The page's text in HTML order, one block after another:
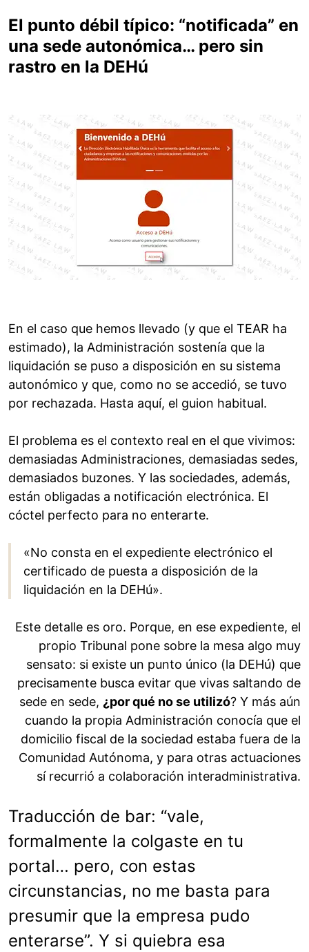
El punto débil típico: “notificada” en
una sede autonómica… pero sin
rastro en la DEHú
En el caso que hemos llevado (y que el TEAR ha
estimado), la Administración sostenía que la
liquidación se puso a disposición en su sistema
autonómico y que, como no se accedió, se tuvo
por rechazada. Hasta aquí, el guion habitual.
El problema es el contexto real en el que vivimos:
demasiadas Administraciones, demasiadas sedes,
demasiados buzones. Y las sociedades, además,
están obligadas a notificación electrónica. El
cóctel perfecto para no enterarte.
«No consta en el expediente electrónico el
certificado de puesta a disposición de la
liquidación en la DEHú».
Este detalle es oro. Porque, en ese expediente, el
propio Tribunal pone sobre la mesa algo muy
sensato: si existe un punto único (la DEHú) que
precisamente busca evitar que vivas saltando de
sede en sede, ¿por qué no se utilizó? Y más aún
cuando la propia Administración conocía que el
domicilio fiscal de la sociedad estaba fuera de la
Comunidad Autónoma, y para otras actuaciones
sí recurrió a colaboración interadministrativa.
Traducción de bar: “vale,
formalmente la colgaste en tu
portal… pero, con estas
circunstancias, no me basta para
presumir que la empresa pudo
enterarse”. Y si quiebra esa